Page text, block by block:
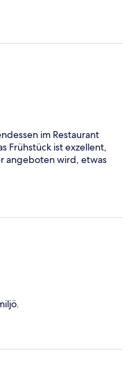
im Restaurant
Frühstück ist exzellent,
angeboten wird, etwas